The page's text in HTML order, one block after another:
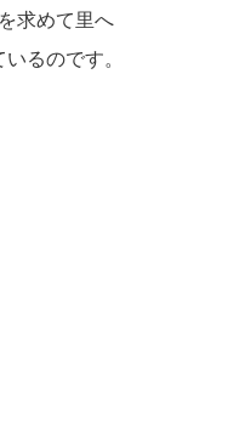
求めて里へ
るのです。